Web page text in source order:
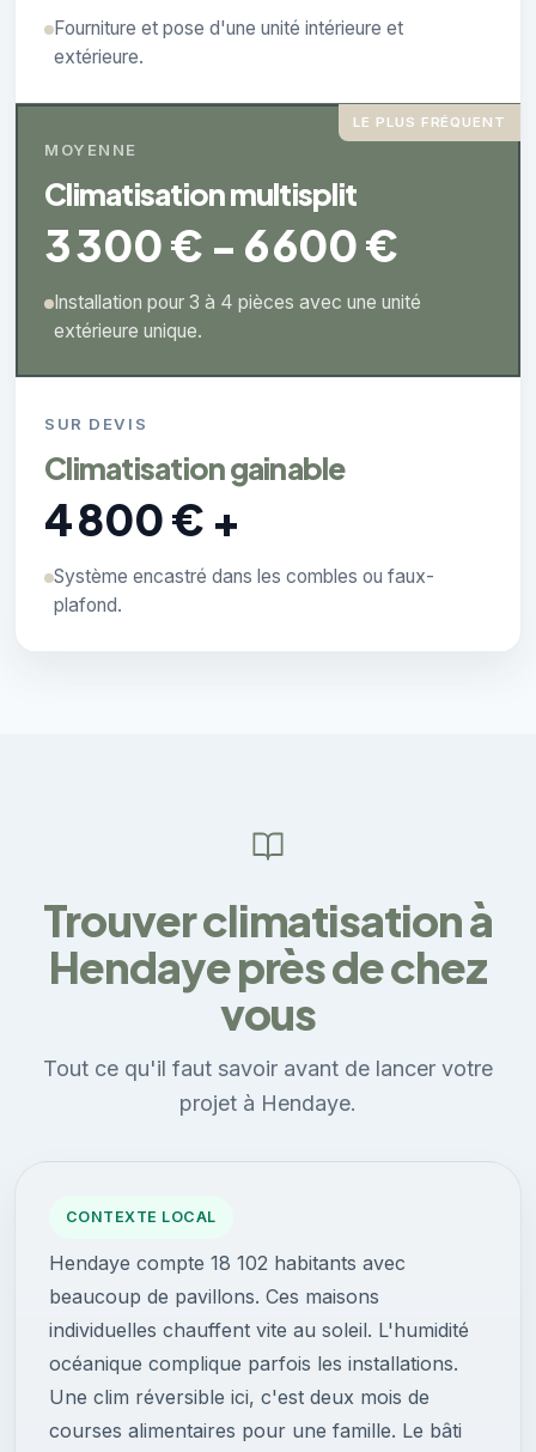
Fourniture et pose d'une unité intérieure et
extérieure.
LE PLUS FRÉQUENT
MOYENNE
Climatisation multisplit
3 300 € - 6 600 €
Installation pour 3 à 4 pièces avec une unité
extérieure unique.
SUR DEVIS
Climatisation gainable
4 800 € +
Système encastré dans les combles ou faux-
plafond.
Trouver climatisation à
Hendaye près de chez
vous
Tout ce qu'il faut savoir avant de lancer votre
projet à Hendaye.
CONTEXTE LOCAL
Hendaye compte 18 102 habitants avec
beaucoup de pavillons. Ces maisons
individuelles chauffent vite au soleil. L'humidité
océanique complique parfois les installations.
Une clim réversible ici, c'est deux mois de
courses alimentaires pour une famille. Le bâti